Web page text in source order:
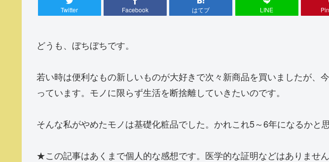
Twitter Facebook はてブ LINE
どうも、ぼちぼちです。
若い時は便利なもの新しいものが大好きで次々新商品を買いましたが、
っています。モノに限らず生活を断捨離していきたいのです。
そんな私がやめたモノは基礎化粧品でした。かれこれ5～6年になるかと思
★この記事はあくまで個人的な感想です。医学的な証明などはありませ